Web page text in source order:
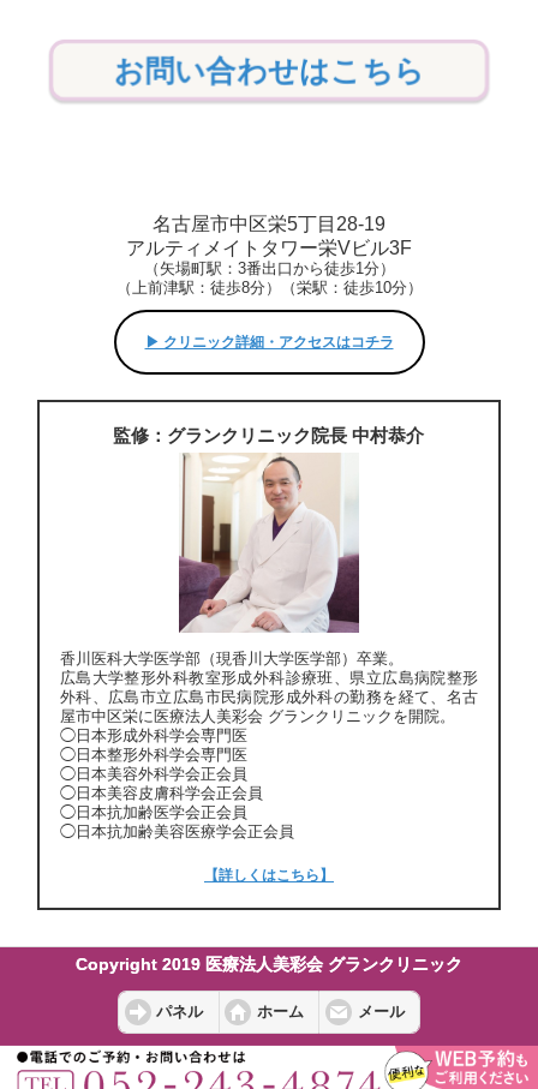
お問い合わせはこちら
名古屋市中区栄5丁目28-19
アルティメイトタワー栄Vビル3F
（矢場町駅：3番出口から徒歩1分）
（上前津駅：徒歩8分）（栄駅：徒歩10分）
▶︎ クリニック詳細・アクセスはコチラ
監修：グランクリニック院長 中村恭介
香川医科大学医学部（現香川大学医学部）卒業。
広島大学整形外科教室形成外科診療班、県立広島病院整形
外科、広島市立広島市民病院形成外科の勤務を経て、名古
屋市中区栄に医療法人美彩会 グランクリニックを開院。
◯日本形成外科学会専門医
◯日本整形外科学会専門医
◯日本美容外科学会正会員
◯日本美容皮膚科学会正会員
◯日本抗加齢医学会正会員
◯日本抗加齢美容医療学会正会員
【詳しくはこちら】
Copyright 2019 医療法人美彩会 グランクリニック
パネル ホーム メール